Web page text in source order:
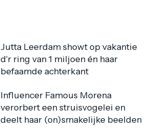
Jutta Leerdam showt op vakantie
d'r ring van 1 miljoen én haar
befaamde achterkant
Influencer Famous Morena
verorbert een struisvogelei en
deelt haar (on)smakelijke beelden